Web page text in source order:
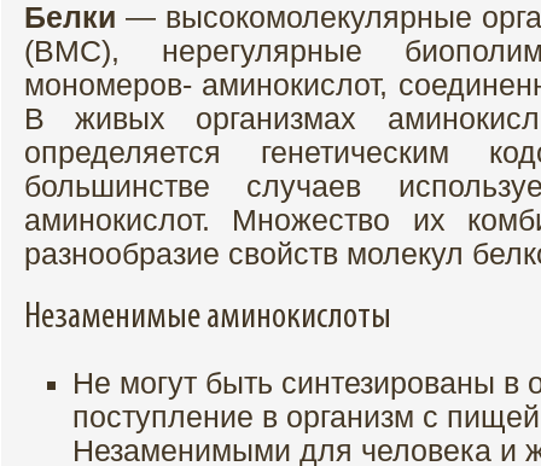
Белки — высокомолекулярные
(ВМС), нерегулярные
мономеров- аминокислот,
В живых организмах
определяется генетическим
большинстве случаев
аминокислот. Множество их
разнообразие свойств молекул
Незаменимые аминокислоты
Не могут быть синтезированы в
поступление в организм с
Незаменимыми для человека и